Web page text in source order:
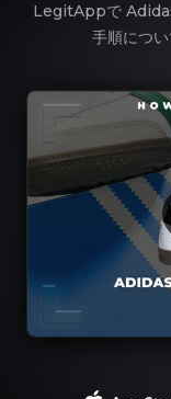
LegitAppで
手順につ